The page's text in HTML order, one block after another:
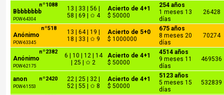
nº1088
Bbbbbbbb
POW-64304
13 | 33 | 56 |
58 | 69 | ✩ 4
Acierto de 4+1
$ 50000
254 años
1 meses 13
días
26428
nº518
Anónimo
POW-63345
13 | 64 | 19 |
18 | 33 | ✩ 9
Acierto de 5+0
$ 1000000
675 años
8 meses 20
días
70274
nº2382
Anónimo
POW-62175
6 | 10 | 12 | 14
| 25 | ✩ 2
Acierto de 4+1
$ 50000
4514 años
9 meses 11
días
469536
nº2420
anon
POW-61553
22 | 25 | 32 |
52 | 55 | ✩ 8
Acierto de 4+1
$ 50000
5123 años
5 meses 15
días
532839